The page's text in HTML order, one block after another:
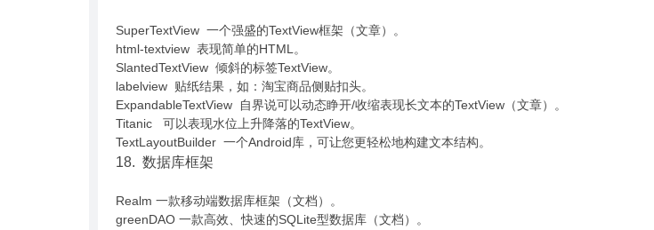
SuperTextView 一个强盛的TextView框架（文章）。
html-textview 表现简单的HTML。
SlantedTextView 倾斜的标签TextView。
labelview 贴纸结果，如：淘宝商品侧贴扣头。
ExpandableTextView 自界说可以动态睁开/收缩表现长文本的TextView（文章）。
Titanic 可以表现水位上升降落的TextView。
TextLayoutBuilder 一个Android库，可让您更轻松地构建文本结构。
18. 数据库框架
Realm 一款移动端数据库框架（文档）。
greenDAO 一款高效、快速的SQLite型数据库（文档）。